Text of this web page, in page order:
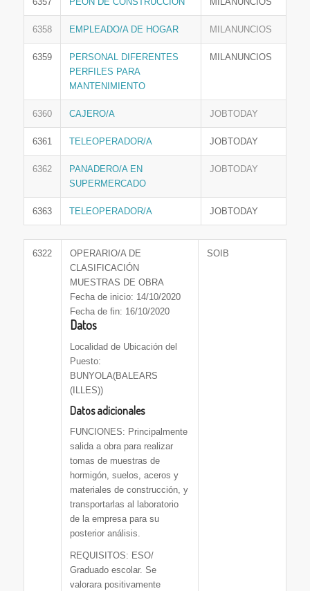
6358 EMPLEADO/A DE HOGAR MILANUNCIOS
6359
PERSONAL DIFERENTES
PERFILES PARA
MANTENIMIENTO
MILANUNCIOS
6360 CAJERO/A JOBTODAY
6361 TELEOPERADOR/A JOBTODAY
6362
PANADERO/A EN
SUPERMERCADO
JOBTODAY
6363 TELEOPERADOR/A JOBTODAY
6322
OPERARIO/A DE
CLASIFICACIÓN
MUESTRAS DE OBRA
Fecha de inicio: 14/10/2020
Fecha de fin: 16/10/2020
Datos
Localidad de Ubicación del
Puesto:
BUNYOLA(BALEARS
(ILLES))
Datos adicionales
FUNCIONES: Principalmente
salida a obra para realizar
tomas de muestras de
hormigón, suelos, aceros y
materiales de construcción, y
transportarlas al laboratorio
de la empresa para su
posterior análisis.
REQUISITOS: ESO/
Graduado escolar. Se
valorara positivamente
SOIB